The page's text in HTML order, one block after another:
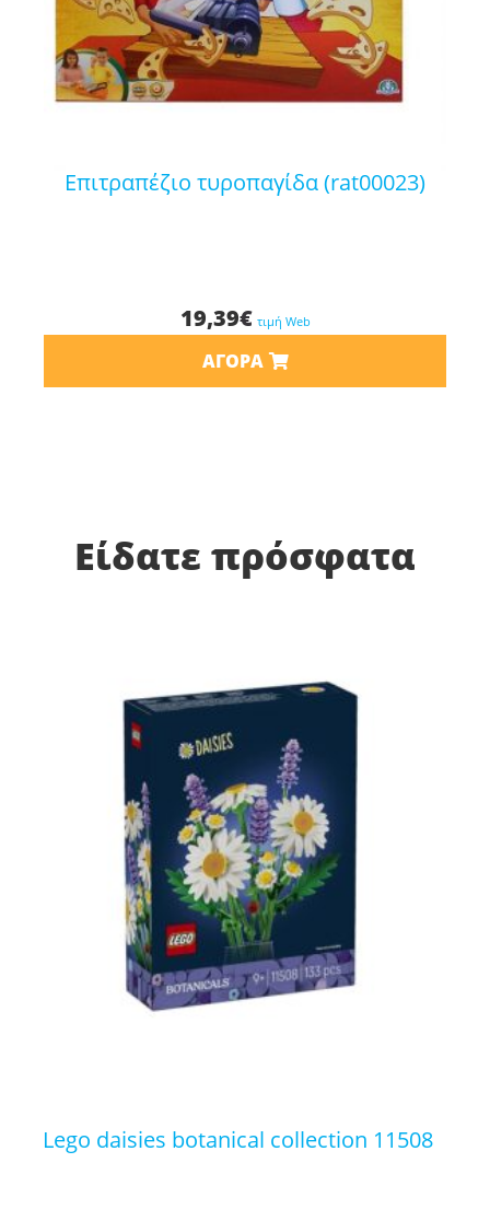
επιτραπέζιο τυροπαγίδα (rat00023)
19,39€ τιμή Web
ΑΓΟΡΆ
Είδατε πρόσφατα
lego daisies botanical collection 11508